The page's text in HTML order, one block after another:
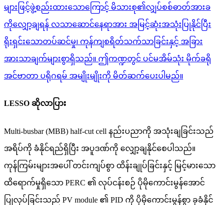
များဖြင့်ဖွဲ့စည်းထားသောကြောင့် မိသားစု၏လျှပ်စစ်ဓာတ်အားခ
ကိုလျှော့ချရန် လသာဆောင်နေရာအား အမြင့်ဆုံးအသုံးပြုနိုင်ပြီး
ရိုးရှင်းသောတပ်ဆင်မှု၊ ကုန်ကျစရိတ်သက်သာခြင်းနှင့် အခြား
အားသာချက်များစွာရှိသည်။ ဤကဏ္ဍတွင် ပင်မအိမ်သုံး မိုက်ခရို
အင်ဗာတာ ပရိုဂရမ် အမျိုးမျိုးကို မိတ်ဆက်ပေးပါမည်။
LESSO ဆိုလာပြား
Multi-busbar (MBB) half-cut cell နည်းပညာကို အသုံးချခြင်းသည်
အရိပ်ကို ခံနိုင်ရည်ရှိပြီး အပူဒဏ်ကို လျှော့ချနိုင်စေပါသည်။
ကုန်ကြမ်းများအပေါ် တင်းကျပ်စွာ ထိန်းချုပ်ခြင်းနှင့် မြင့်မားသော
ထိရောက်မှုရှိသော PERC ၏ လုပ်ငန်းစဉ် ပိုမိုကောင်းမွန်အောင်
ပြုလုပ်ခြင်းသည် PV module ၏ PID ကို ပိုမိုကောင်းမွန်စွာ ခုခံနိုင်